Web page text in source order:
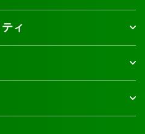
ィ